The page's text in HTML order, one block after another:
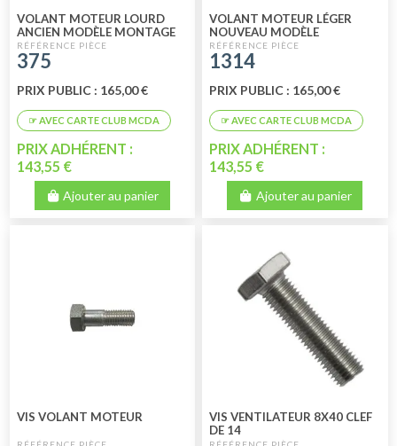
VOLANT MOTEUR LOURD
ANCIEN MODÈLE MONTAGE
JUSQU'À 04/1982 (3CV) NEUF
375
PRIX PUBLIC : 165,00 €
PRIX ADHÉRENT :
143,55 €
Ajouter au panier
VOLANT MOTEUR LÉGER
NOUVEAU MODÈLE
MONTAGE APRÈS 04/1982
(3CV) NEUF
1314
PRIX PUBLIC : 165,00 €
PRIX ADHÉRENT :
143,55 €
Ajouter au panier
VIS VOLANT MOTEUR
VIS VENTILATEUR 8X40 CLEF
DE 14